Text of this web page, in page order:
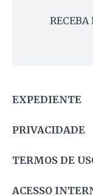
RECEBA
EXPEDIENTE
PRIVACIDADE
TERMOS DE
ACESSO